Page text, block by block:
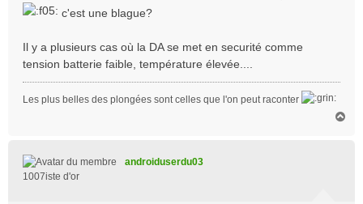
a
e
c'est une blague?
Il y a plusieurs cas où la DA se met en securité comme
tension batterie faible, température élevée....
Les plus belles des plongées sont celles que l'on peut raconter
androiduserdu03
1007iste d'or